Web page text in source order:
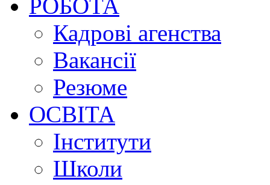
РОБОТА
Кадрові агенства
Вакансії
Резюме
ОСВІТА
Інститути
Школи